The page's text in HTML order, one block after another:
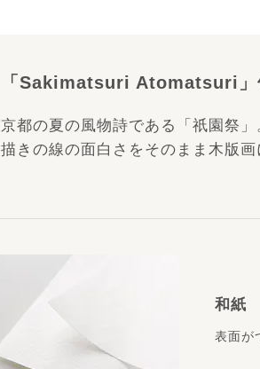
和紙
表面が
「Sakimatsuri Atomatsuri」
京都の夏の風物詩である「祇園祭
描きの線の面白さをそのまま木版